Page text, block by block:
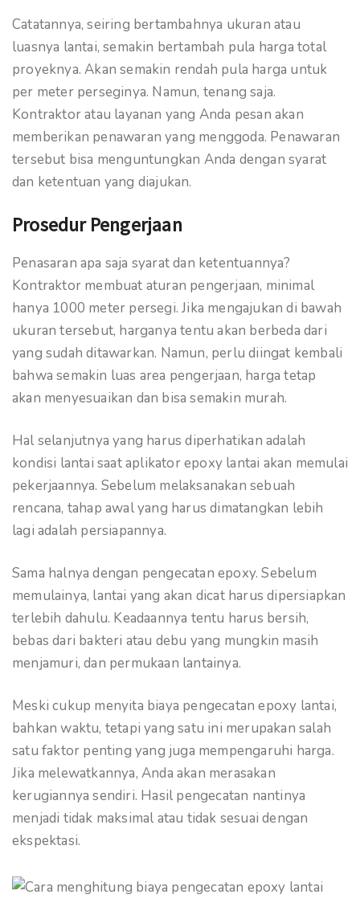
Catatannya, seiring bertambahnya ukuran atau
luasnya lantai, semakin bertambah pula harga total
proyeknya. Akan semakin rendah pula harga untuk
per meter perseginya. Namun, tenang saja.
Kontraktor atau layanan yang Anda pesan akan
memberikan penawaran yang menggoda. Penawaran
tersebut bisa menguntungkan Anda dengan syarat
dan ketentuan yang diajukan.
Prosedur Pengerjaan
Penasaran apa saja syarat dan ketentuannya?
Kontraktor membuat aturan pengerjaan, minimal
hanya 1000 meter persegi. Jika mengajukan di bawah
ukuran tersebut, harganya tentu akan berbeda dari
yang sudah ditawarkan. Namun, perlu diingat kembali
bahwa semakin luas area pengerjaan, harga tetap
akan menyesuaikan dan bisa semakin murah.
Hal selanjutnya yang harus diperhatikan adalah
kondisi lantai saat aplikator epoxy lantai akan memulai
pekerjaannya. Sebelum melaksanakan sebuah
rencana, tahap awal yang harus dimatangkan lebih
lagi adalah persiapannya.
Sama halnya dengan pengecatan epoxy. Sebelum
memulainya, lantai yang akan dicat harus dipersiapkan
terlebih dahulu. Keadaannya tentu harus bersih,
bebas dari bakteri atau debu yang mungkin masih
menjamuri, dan permukaan lantainya.
Meski cukup menyita biaya pengecatan epoxy lantai,
bahkan waktu, tetapi yang satu ini merupakan salah
satu faktor penting yang juga mempengaruhi harga.
Jika melewatkannya, Anda akan merasakan
kerugiannya sendiri. Hasil pengecatan nantinya
menjadi tidak maksimal atau tidak sesuai dengan
ekspektasi.